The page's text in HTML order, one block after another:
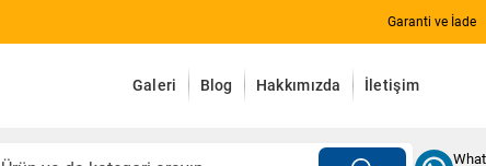
Garanti ve İade
Galeri Blog Hakkımızda İletişim